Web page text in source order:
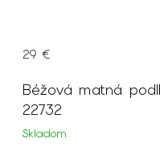
Béžová matná
22732
Skladom
29 €